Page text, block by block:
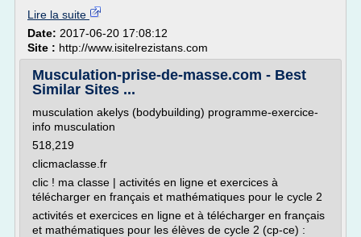
Lire la suite
Date: 2017-06-20 17:08:12
Site : http://www.isitelrezistans.com
Musculation-prise-de-masse.com - Best
Similar Sites ...
musculation akelys (bodybuilding) programme-exercice-
info musculation
518,219
clicmaclasse.fr
clic ! ma classe | activités en ligne et exercices à
télécharger en français et mathématiques pour le cycle 2
activités et exercices en ligne et à télécharger en français
et mathématiques pour les élèves de cycle 2 (cp-ce) :